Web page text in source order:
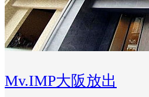
Mv.IMP大阪放出